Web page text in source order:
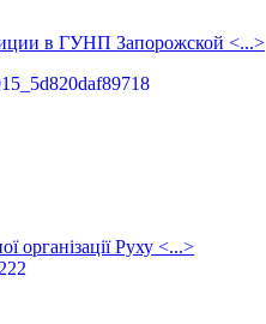
в ГУНП Запорожской <...>
організації Руху <...>